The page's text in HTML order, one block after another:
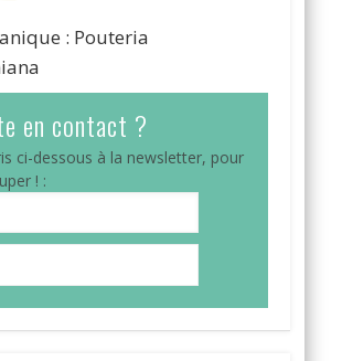
: Pouteria
en contact ?
ci-dessous à la newsletter, pour
! :